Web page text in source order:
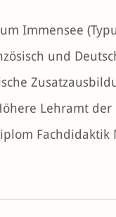
Immensee
und
Lehramt
Fachdidaktik